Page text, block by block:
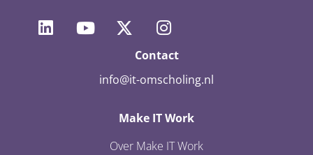
Contact
info@it-omscholing.nl
Make IT Work
Over Make IT Work